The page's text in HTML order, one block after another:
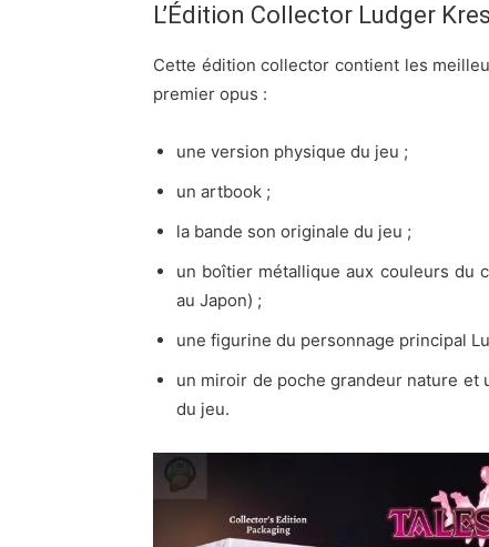
L’Édition Collector Ludger
Cette édition collector contient les
premier opus :
une version physique du jeu ;
un artbook ;
la bande son originale du jeu ;
un boîtier métallique aux couleurs du
au Japon) ;
une figurine du personnage principal
un miroir de poche grandeur nature et
du jeu.